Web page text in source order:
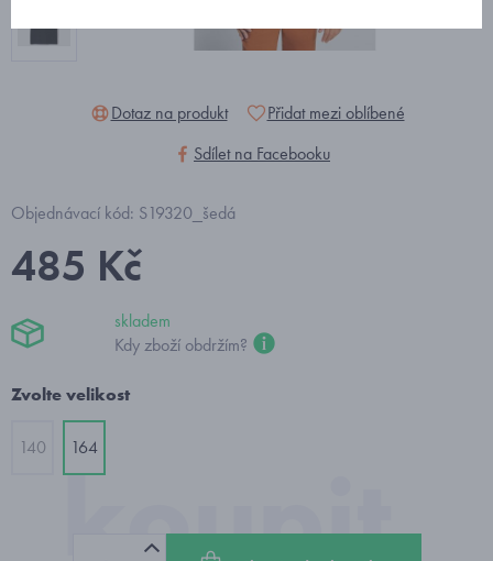
Dotaz na produkt
Přidat mezi oblíbené
Sdílet na Facebooku
Objednávací kód: S19320_šedá
485 Kč
skladem
Kdy zboží obdržím?
Zvolte velikost
140 164